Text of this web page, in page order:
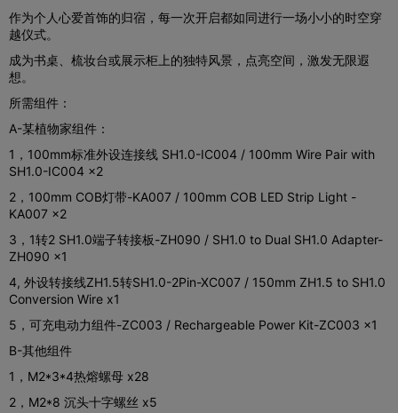
作为个人心爱首饰的归宿，每一次开启都如同进行一场小小的时空穿
越仪式。
成为书桌、梳妆台或展示柜上的独特风景，点亮空间，激发无限遐
想。
所需组件：
A-某植物家组件：
1，100mm标准外设连接线 SH1.0-IC004 / 100mm Wire Pair with
SH1.0-IC004 x2
2，100mm COB灯带-KA007 / 100mm COB LED Strip Light -
KA007 x2
3，1转2 SH1.0端子转接板-ZH090 / SH1.0 to Dual SH1.0 Adapter-
ZH090 x1
4, 外设转接线ZH1.5转SH1.0-2Pin-XC007 / 150mm ZH1.5 to SH1.0
Conversion Wire x1
5，可充电动力组件-ZC003 / Rechargeable Power Kit-ZC003 x1
B-其他组件
1，M2*3*4热熔螺母 x28
2，M2*8 沉头十字螺丝 x5